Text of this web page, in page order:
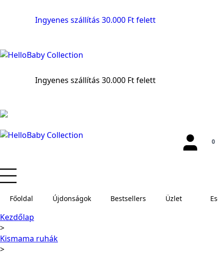
Ingyenes szállítás 30.000 Ft felett
Ingyenes szállítás 30.000 Ft felett
0
Főoldal Újdonságok Bestsellers Üzlet
Kezdőlap
Kismama ruhák